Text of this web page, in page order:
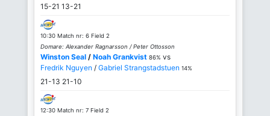
15-21 13-21
10:30 Match nr: 6 Field 2
Domare: Alexander Ragnarsson / Peter Ottosson
Winston Seal / Noah Grankvist 86% vs
Fredrik Nguyen / Gabriel Strangstadstuen 14%
21-13 21-10
12:30 Match nr: 7 Field 2